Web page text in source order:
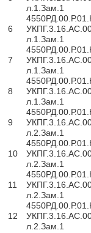
л.1.Зам.1
6
л.1.Зам.1
7
л.1.Зам.1
8
л.1.Зам.1
9
л.2.Зам.1
10
л.2.Зам.1
11
л.2.Зам.1
12
л.2.Зам.1